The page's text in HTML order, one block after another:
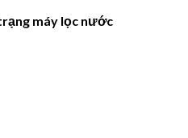
máy lọc nước